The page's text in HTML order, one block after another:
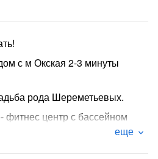
с м Окская 2-3 минуты
рода Шереметьевых.
фитнес центр с бассейном
для быта и отдыха!
еще